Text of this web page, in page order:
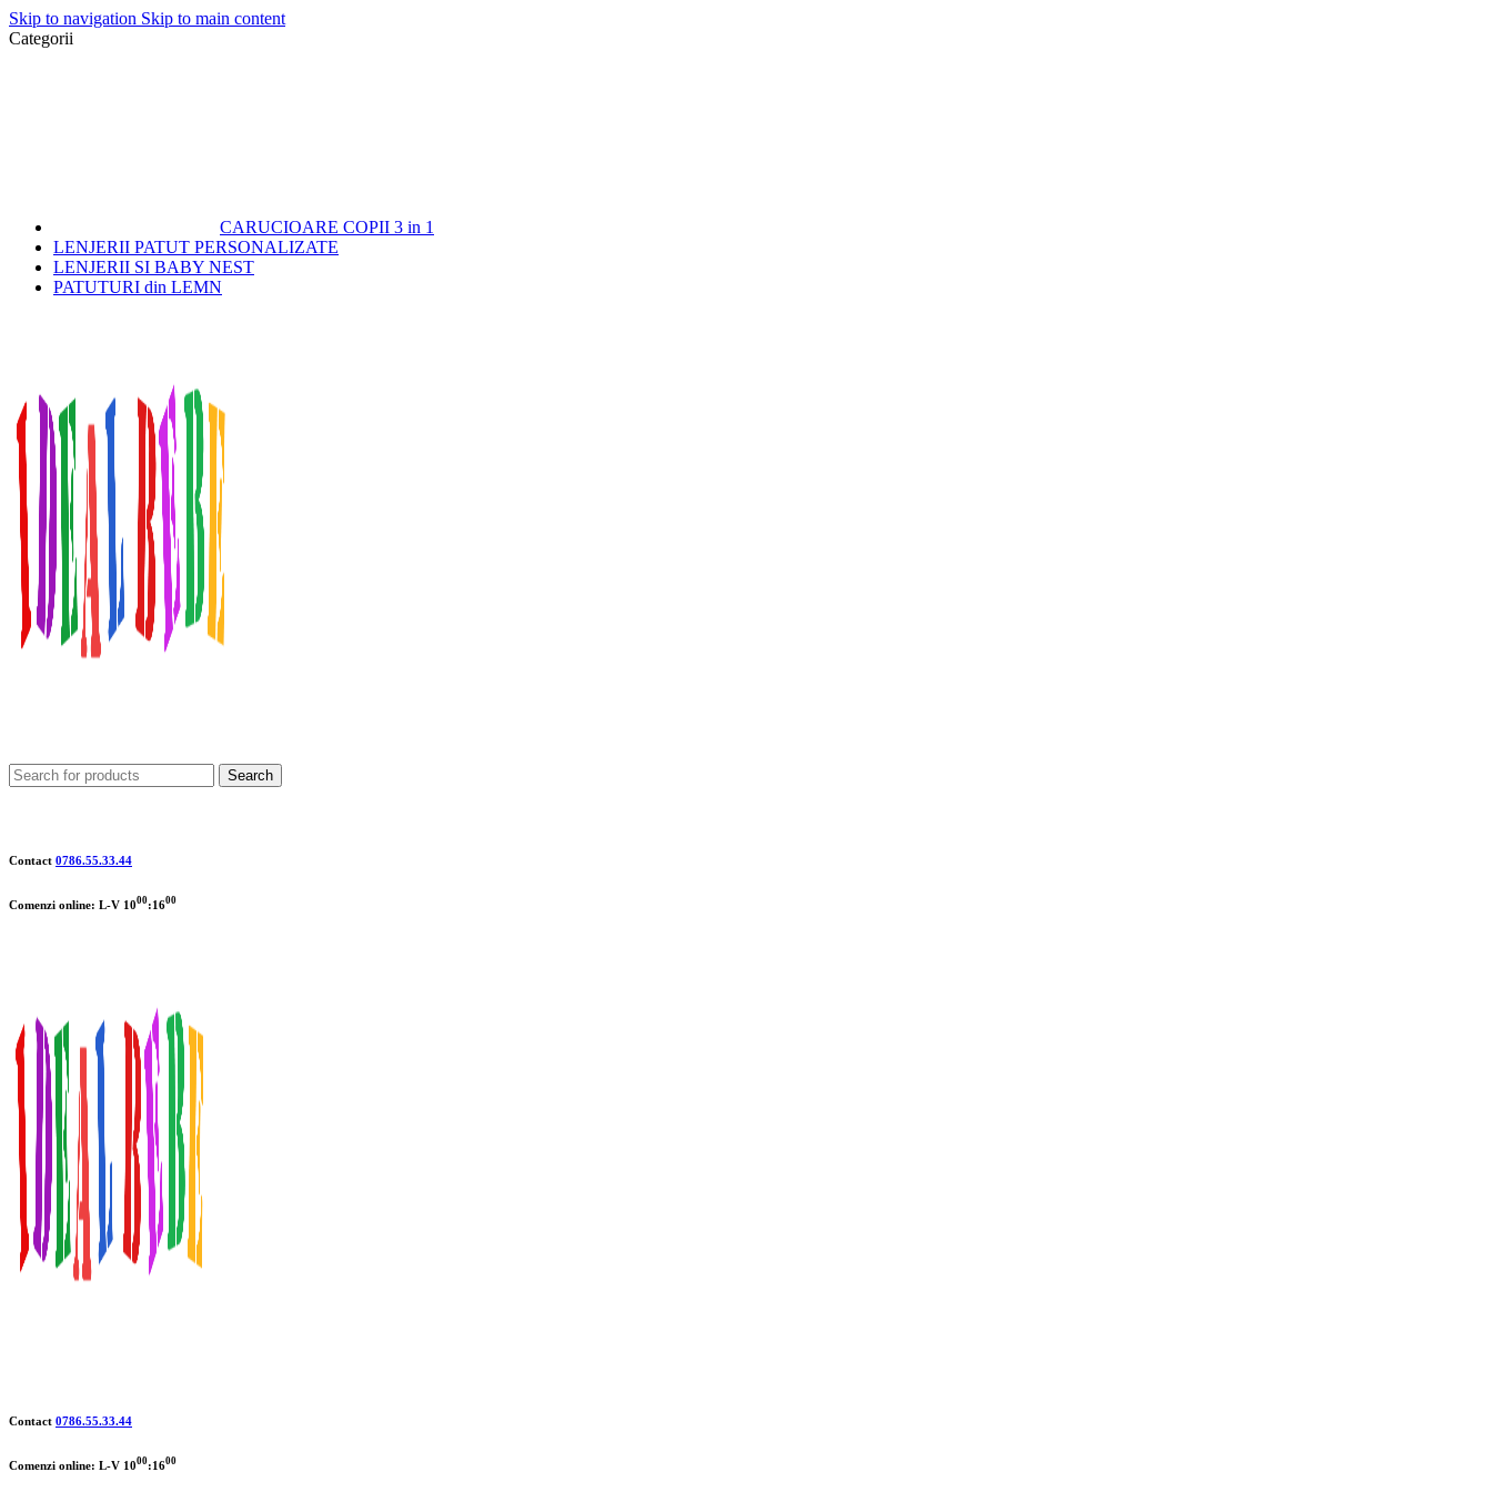
Skip to navigation Skip to main content
Categorii
CARUCIOARE COPII 3 in 1
LENJERII PATUT PERSONALIZATE
LENJERII SI BABY NEST
PATUTURI din LEMN
Search
Contact 0786.55.33.44
Comenzi online: L-V 1000:1600
Contact 0786.55.33.44
Comenzi online: L-V 1000:1600